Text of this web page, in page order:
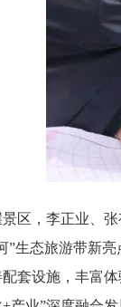
区，李正业、
”生态旅游带新
套设施，丰富